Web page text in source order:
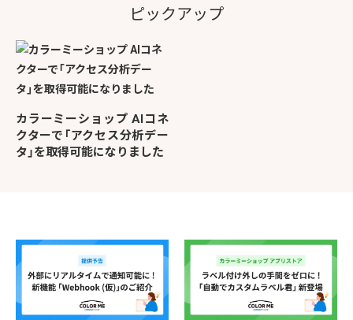
ピックアップ
カラーミーショップ AIコネ
クターで「アクセス分析デー
タ」を取得可能になりました